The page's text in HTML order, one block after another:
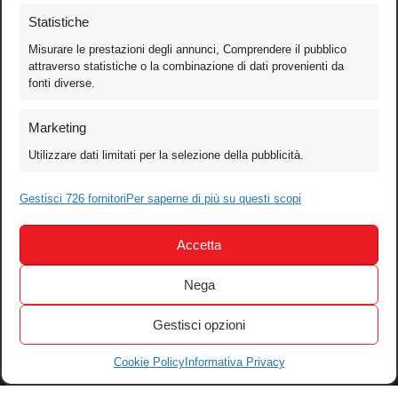
Statistiche
Misurare le prestazioni degli annunci, Comprendere il pubblico
attraverso statistiche o la combinazione di dati provenienti da
fonti diverse.
Marketing
Utilizzare dati limitati per la selezione della pubblicità.
Gestisci 726 fornitori Per saperne di più su questi scopi
Accetta
Nega
Gestisci opzioni
Cookie PolicyInformativa Privacy
Games
Test
Audio
Festival & Concorsi
Iscriviti alla newsletter